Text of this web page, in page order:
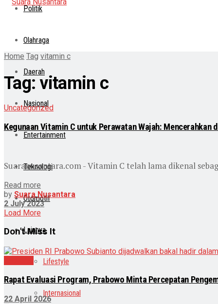
Politik
Olahraga
Daerah
Nasional
Entertainment
Teknologi
Otomotif
Lainnya
Lifestyle
Internasional
Home Tag vitamin c
Tag:vitamin c
Uncategorized
Kegunaan Vitamin C untuk Perawatan Wajah: Mencerahkan
Suaranusantara.com - Vitamin C telah lama dikenal
Read more
by Suara Nusantara
2 July 2023
Load More
Don't Miss It
Rapat Evaluasi Program, Prabowo Minta Percepatan
22 April 2026